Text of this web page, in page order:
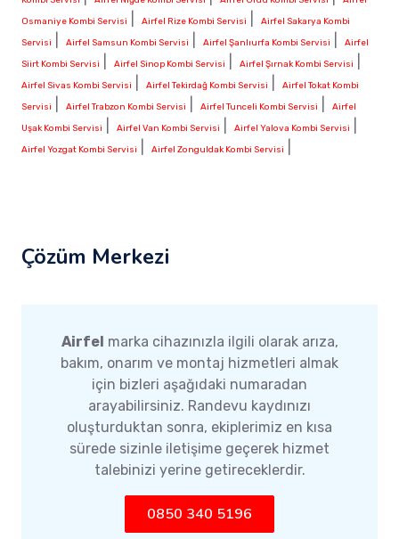
Osmaniye Kombi Servisi
Airfel Rize Kombi Servisi
Airfel Sakarya Kombi
Servisi
Airfel Samsun Kombi Servisi Airfel Şanlıurfa Kombi Servisi
Airfel
Siirt Kombi Servisi
Airfel Sinop Kombi Servisi Airfel Şırnak Kombi Servisi
Airfel Sivas Kombi Servisi Airfel Tekirdağ Kombi Servisi
Airfel Tokat Kombi
Servisi
Airfel Trabzon Kombi Servisi Airfel Tunceli Kombi Servisi
Airfel
Uşak Kombi Servisi
Airfel Van Kombi Servisi Airfel Yalova Kombi Servisi
Airfel Yozgat Kombi Servisi Airfel Zonguldak Kombi Servisi
Çözüm Merkezi
Airfel marka cihazınızla ilgili olarak arıza,
bakım, onarım ve montaj hizmetleri almak
için bizleri aşağıdaki numaradan
arayabilirsiniz. Randevu kaydınızı
oluşturduktan sonra, ekiplerimiz en kısa
sürede sizinle iletişime geçerek hizmet
talebinizi yerine getireceklerdir.
0850 340 5196